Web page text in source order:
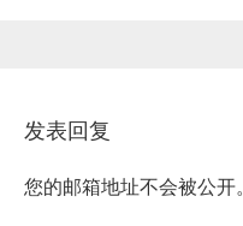
发表回复
您的邮箱地址不会被公开。